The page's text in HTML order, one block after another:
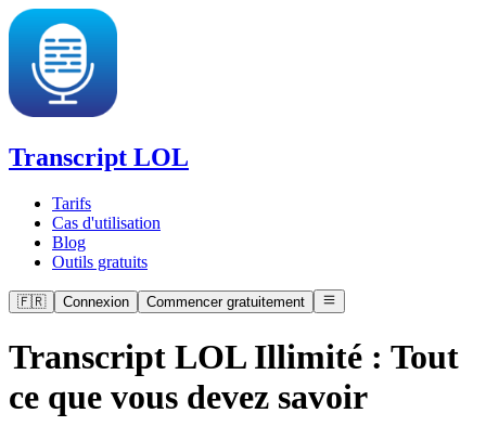
Transcript LOL
Tarifs
Cas d'utilisation
Blog
Outils gratuits
🇫🇷 Connexion Commencer gratuitement
Transcript LOL Illimité : Tout
ce que vous devez savoir